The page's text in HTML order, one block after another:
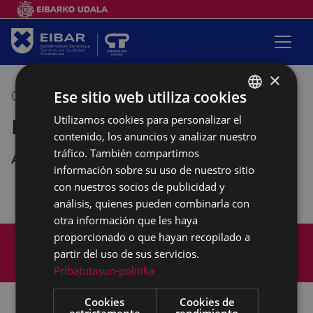
03/12/2020 10:00 -12:00
Reunión asociación Pagatxa
Andretxea
Mapa del Sitio
Aviso legal
Política de cookies
Accesibilidad
BASQUE
SPANISH
×
Ese sitio web utiliza cookies
Utilizamos cookies para personalizar el
contenido, los anuncios y analizar nuestro
tráfico. También compartimos
información sobre su uso de nuestro sitio
con nuestros socios de publicidad y
análisis, quienes pueden combinarla con
otra información que les haya
proporcionado o que hayan recopilado a
partir del uso de sus servicios.
Pribatutasun-politika
Cookies
Cookies de